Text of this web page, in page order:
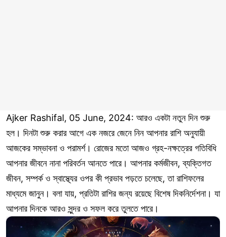
Ajker Rashifal, 05 June, 2024: আরও একটা নতুন দিন শুরু
হল। দিনটা শুরু করার আগে এক নজরে জেনে নিন আপনার রাশি অনুযায়ী
আজকের সম্ভাবনা ও পরামর্শ। রোজের মতো আজও গ্রহ-নক্ষত্রের গতিবিধি
আপনার জীবনে নানা পরিবর্তন আনতে পারে। আপনার কর্মজীবন, ব্যক্তিগত
জীবন, সম্পর্ক ও স্বাস্থ্যের ওপর কী প্রভাব পড়তে চলেছে, তা রাশিফলের
মাধ্যমে জানুন। বলা যায়, প্রতিটা রাশির জন্য রয়েছে বিশেষ দিকনির্দেশনা। যা
আপনার দিনকে আরও সুন্দর ও সফল করে তুলতে পারে।